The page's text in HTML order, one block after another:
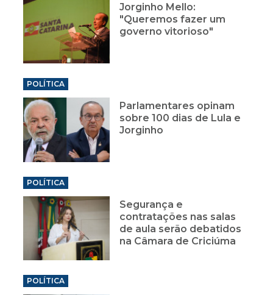
Jorginho Mello:
"Queremos fazer um
governo vitorioso"
POLÍTICA
Parlamentares opinam
sobre 100 dias de Lula e
Jorginho
POLÍTICA
Segurança e
contratações nas salas
de aula serão debatidos
na Câmara de Criciúma
POLÍTICA